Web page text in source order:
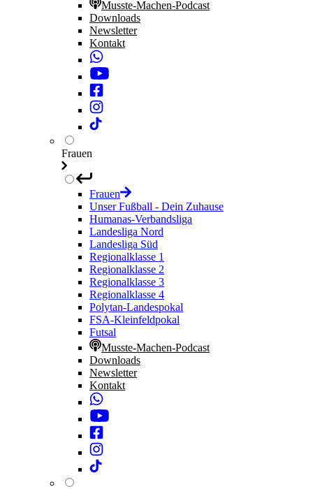
Musste-Machen-Podcast
Downloads
Newsletter
Kontakt
Frauen
Frauen
Unser Fußball - Dein Zuhause
Humanas-Verbandsliga
Landesliga Nord
Landesliga Süd
Regionalklasse 1
Regionalklasse 2
Regionalklasse 3
Regionalklasse 4
Polytan-Landespokal
FSA-Kleinfeldpokal
Futsal
Musste-Machen-Podcast
Downloads
Newsletter
Kontakt